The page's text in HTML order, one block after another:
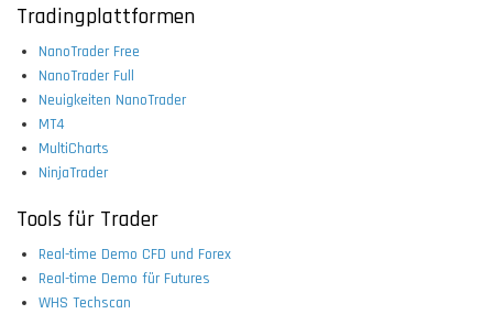
Tradingplattformen
NanoTrader Free
NanoTrader Full
Neuigkeiten NanoTrader
MT4
MultiCharts
NinjaTrader
Tools für Trader
Real-time Demo CFD und Forex
Real-time Demo für Futures
WHS Techscan